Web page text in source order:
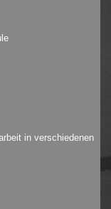
in verschiedenen